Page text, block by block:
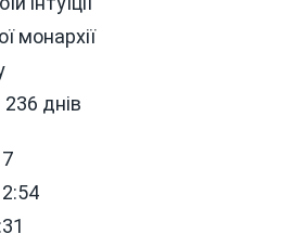
монархії
днів